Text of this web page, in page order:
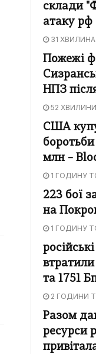
склади
атаку рф
31
Пожежі
НПЗ
52
США
млн –
1 ГОДИНУ
223 бої
на
1 ГОДИНУ
та 1751
2 ГОДИНИ
Разом
ресурси